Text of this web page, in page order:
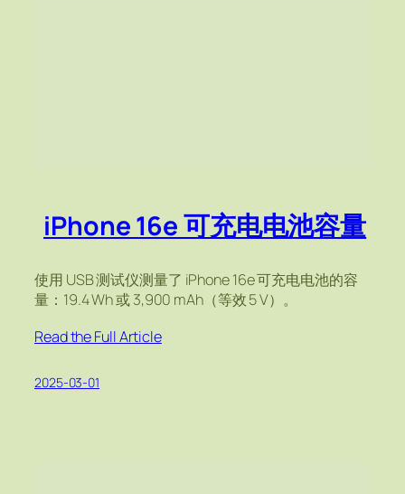
iPhone 16e 可充电电池容量
使用 USB 测试仪测量了 iPhone 16e 可充电电池的容
量：19.4 Wh 或 3,900 mAh（等效 5 V）。
Read the Full Article
2025-03-01